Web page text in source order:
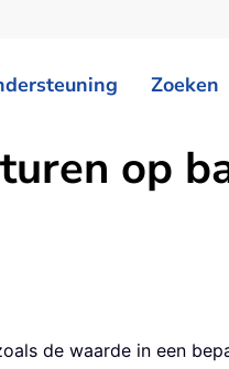
Zoeken
op
de waarde in een